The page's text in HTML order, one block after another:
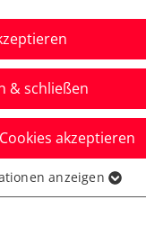
die
& schließen
akzeptieren
dass die
anzeigen